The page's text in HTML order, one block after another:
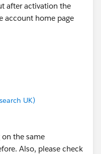
after activation the
account home page
UK)
on the same
Also, please check